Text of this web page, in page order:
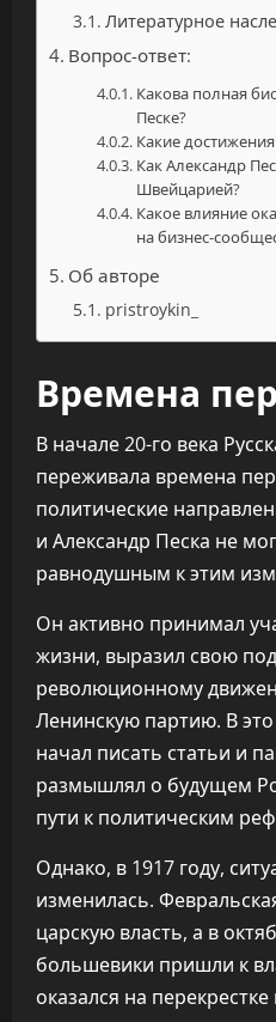
Литературное
Вопрос-ответ:
Какова полная
Песке?
Какие
Как Александр
Швейцарией?
Какое влияние
на бизнес-
Об авторе
pristroykin_
Времена
В начале 20-го века
переживала времена
политические
и Александр Песка не
равнодушным к этим
Он активно принимал
жизни, выразил свою
революционному
Ленинскую партию. В
начал писать статьи и
размышлял о будущем
пути к политическим
Однако, в 1917 году,
изменилась.
царскую власть, а в
большевики пришли к
оказался на